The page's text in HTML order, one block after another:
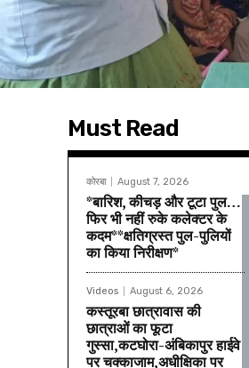
Must Read
कोरबा August 7, 2026
*बारिश, कीचड़ और टूटा पुल…
फिर भी नहीं रुके कलेक्टर के
कदम**क्षतिग्रस्त पुल-पुलियों
का किया निरीक्षण*
Videos August 6, 2026
कस्तूरबा छात्रावास की
छात्राओं का फूटा
गुस्सा,कटघोरा-अंबिकापुर हाईवे
पर चक्काजाम,अधीक्षिका पर